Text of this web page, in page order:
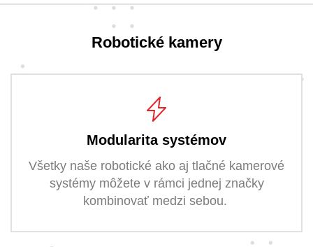
Robotické kamery
Modularita systémov
Všetky naše robotické ako aj tlačné kamerové
systémy môžete v rámci jednej značky
kombinovať medzi sebou.